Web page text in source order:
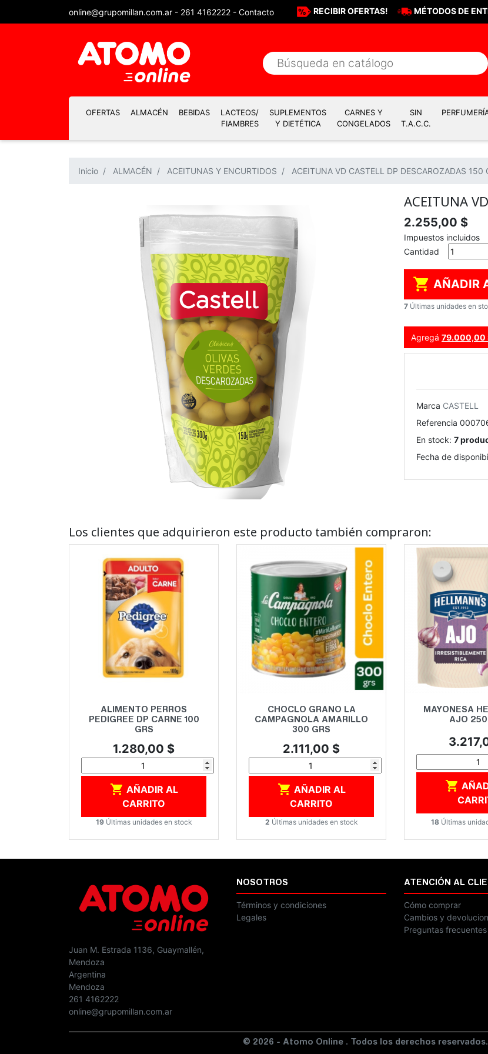
online@grupomillan.com.ar - 261 4162222 - Contacto RECIBIR OFERTAS! MÉTODOS DE
OFERTAS ALMACÉN BEBIDAS
LACTEOS/
FIAMBRES
SUPLEMENTOS
Y DIETÉTICA
CARNES Y
CONGELADOS
SIN
T.A.C.C.
Inicio ALMACÉN ACEITUNAS Y ENCURTIDOS ACEITUNA VD CASTELL DP DESCAROZADAS 150
ACEITUNA
2.255,00 $
Impuestos incluidos
Cantidad
 AÑADIR
7 Últimas unidades en
Agregá 79.000,00
Marca CASTELL
Referencia
En stock: 7
Fecha de
Los clientes que adquirieron este producto también compraron:
Vista rápida
ALIMENTO PERROS
PEDIGREE DP CARNE 100
GRS
Precio
1.280,00 $

CARRITO
19 Últimas unidades en stock
Vista rápida
CHOCLO GRANO LA
CAMPAGNOLA AMARILLO
300 GRS
Precio
2.111,00 $

CARRITO
2 Últimas unidades en stock
Vista
MAYONESA
AJO 250
Precio

18 Últimas
Juan M. Estrada 1136, Guaymallén,
Mendoza
Argentina
Mendoza
261 4162222
online@grupomillan.com.ar
NOSOTROS
Términos y condiciones
Legales
ATENCIÓN AL
Cómo comprar
Cambios y
Preguntas frecuentes
© 2026 - Atomo Online . Todos los derechos reservados.